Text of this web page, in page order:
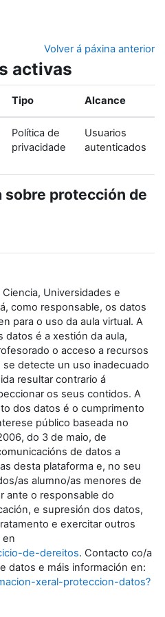
Volver á páxina anterior
activas
Tipo Alcance
Política de
privacidade
Usuarios
autenticados
protección de
Universidades e
como responsable, os datos
para o uso da aula virtual. A
datos é a xestión da aula,
o acceso a recursos
detecte un uso inadecuado
resultar contrario á
os seus contidos. A
dos datos é o cumprimento
público baseada no
do 3 de maio, de
de datos a
desta plataforma e, no seu
as alumno/as menores de
ante o responsable do
e supresión dos datos,
e exercitar outros
en
de-dereitos. Contacto co/a
datos e máis información en:
xeral-proteccion-datos?